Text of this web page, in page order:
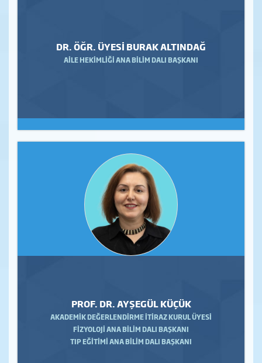
DR. ÖĞR. ÜYESİ BURAK ALTINDAĞ
AİLE HEKİMLİĞİ ANA BİLİM DALI BAŞKANI
PROF. DR. AYŞEGÜL KÜÇÜK
AKADEMİK DEĞERLENDİRME İTİRAZ KURUL ÜYESİ
FİZYOLOJİ ANA BİLİM DALI BAŞKANI
TIP EĞİTİMİ ANA BİLİM DALI BAŞKANI